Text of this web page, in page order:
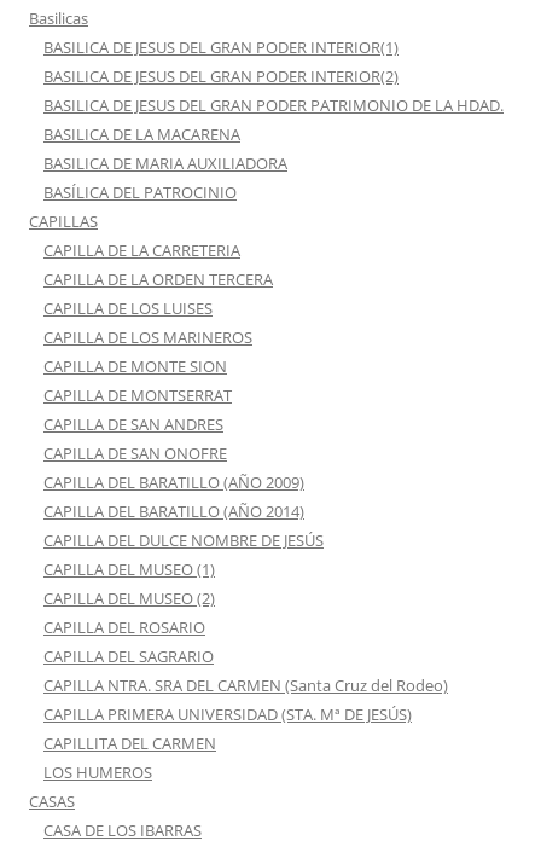
Basilicas
BASILICA DE JESUS DEL GRAN PODER INTERIOR(1)
BASILICA DE JESUS DEL GRAN PODER INTERIOR(2)
BASILICA DE JESUS DEL GRAN PODER PATRIMONIO DE LA HDAD.
BASILICA DE LA MACARENA
BASILICA DE MARIA AUXILIADORA
BASÍLICA DEL PATROCINIO
CAPILLAS
CAPILLA DE LA CARRETERIA
CAPILLA DE LA ORDEN TERCERA
CAPILLA DE LOS LUISES
CAPILLA DE LOS MARINEROS
CAPILLA DE MONTE SION
CAPILLA DE MONTSERRAT
CAPILLA DE SAN ANDRES
CAPILLA DE SAN ONOFRE
CAPILLA DEL BARATILLO (AÑO 2009)
CAPILLA DEL BARATILLO (AÑO 2014)
CAPILLA DEL DULCE NOMBRE DE JESÚS
CAPILLA DEL MUSEO (1)
CAPILLA DEL MUSEO (2)
CAPILLA DEL ROSARIO
CAPILLA DEL SAGRARIO
CAPILLA NTRA. SRA DEL CARMEN (Santa Cruz del Rodeo)
CAPILLA PRIMERA UNIVERSIDAD (STA. Mª DE JESÚS)
CAPILLITA DEL CARMEN
LOS HUMEROS
CASAS
CASA DE LOS IBARRAS